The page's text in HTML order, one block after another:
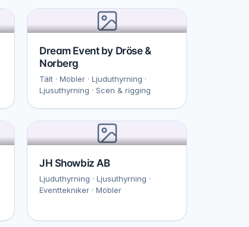
Dream Event by Dröse &
Norberg
Tält · Möbler · Ljuduthyrning ·
Ljusuthyrning · Scen & rigging
JH Showbiz AB
Ljuduthyrning · Ljusuthyrning ·
Eventtekniker · Möbler